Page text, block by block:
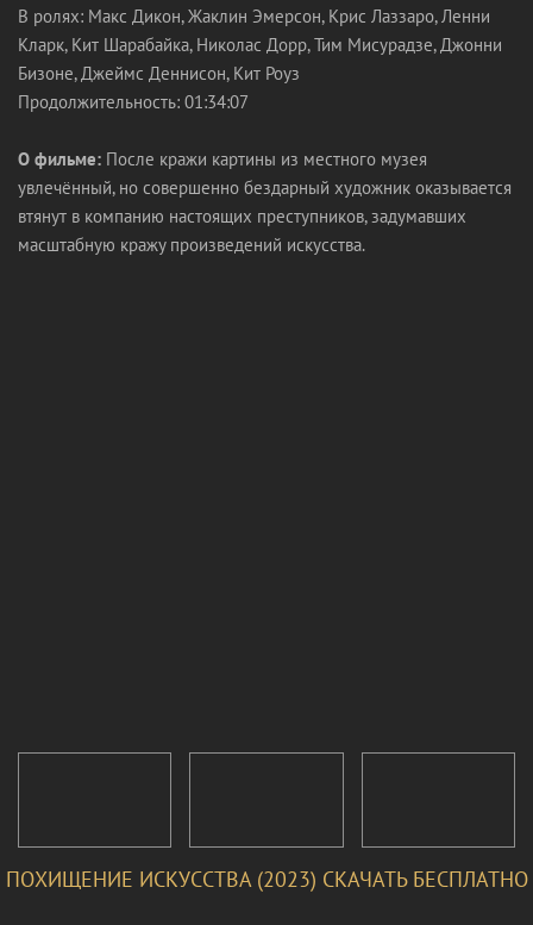
В ролях: Макс Дикон, Жаклин Эмерсон, Крис Лаззаро, Ленни
Кларк, Кит Шарабайка, Николас Дорр, Тим Мисурадзе, Джонни
Бизоне, Джеймс Деннисон, Кит Роуз
Продолжительность: 01:34:07
О фильме: После кражи картины из местного музея
увлечённый, но совершенно бездарный художник оказывается
втянут в компанию настоящих преступников, задумавших
масштабную кражу произведений искусства.
ПОХИЩЕНИЕ ИСКУССТВА (2023) СКАЧАТЬ БЕСПЛАТНО